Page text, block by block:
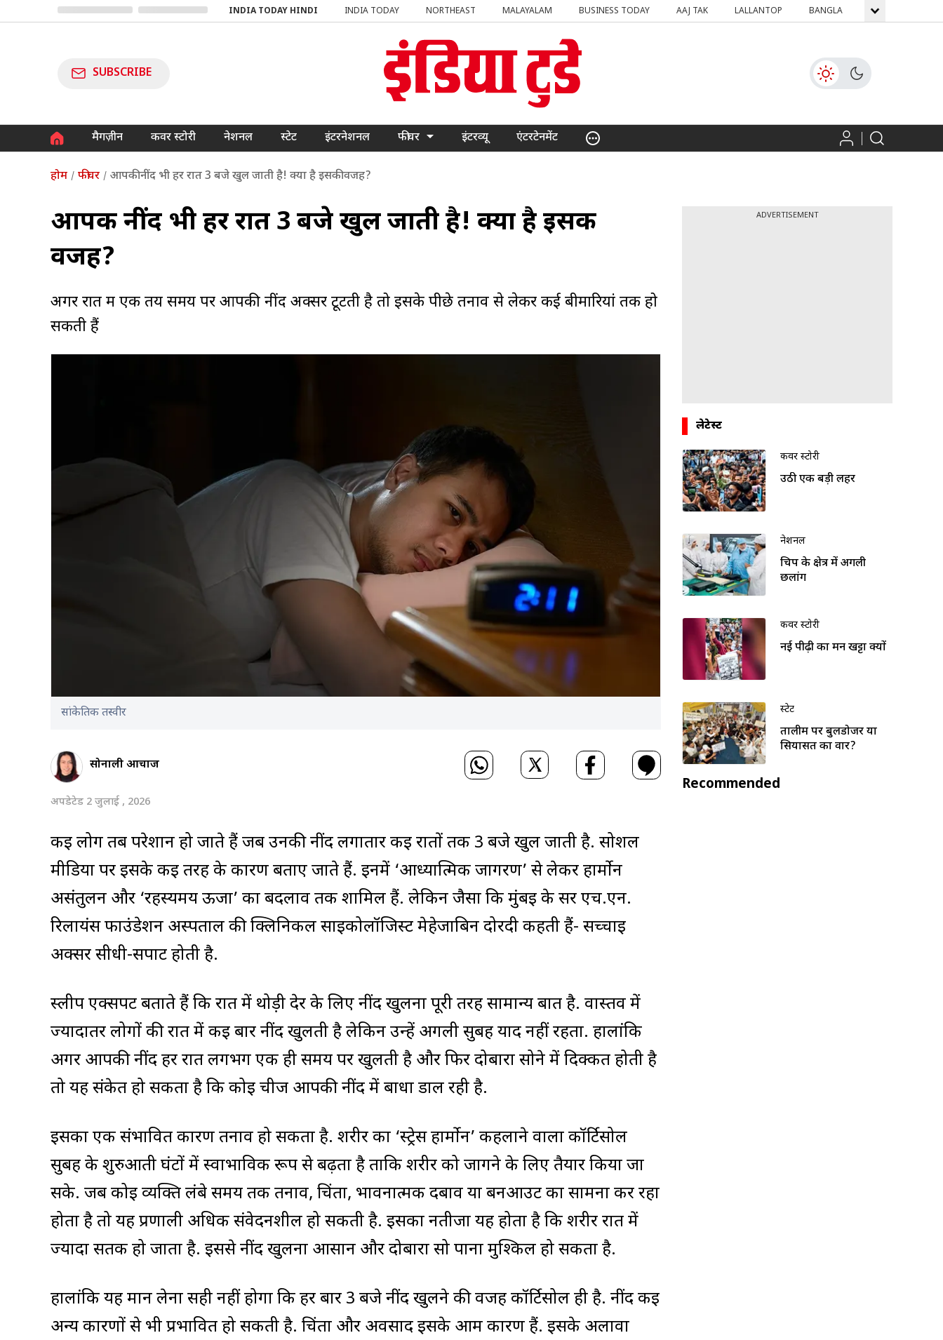
INDIA TODAY HINDI INDIA TODAY NORTHEAST MALAYALAM BUSINESS TODAY AAJ TAK LALLANTOP BANGLA GNTTV
SUBSCRIBE
मैगज़ीन कवर स्टोरी नेशनल स्टेट इंटरनेशनल फीचर इंटरव्यू एंटरटेनमेंट
होम फीचर आपकी नींद भी हर रात 3 बजे खुल जाती है! क्या है इसकी वजह?
आपकी नींद भी हर रात 3 बजे खुल जाती है! क्या है इसकी
वजह?
अगर रात में एक तय समय पर आपकी नींद अक्सर टूटती है तो इसके पीछे तनाव से लेकर कई बीमारियां तक हो
सकती हैं
सांकेतिक तस्वीर
सोनाली आचार्जी
अपडेटेड 2 जुलाई , 2026
कई लोग तब परेशान हो जाते हैं जब उनकी नींद लगातार कई रातों तक 3 बजे खुल जाती है. सोशल
मीडिया पर इसके कई तरह के कारण बताए जाते हैं. इनमें ‘आध्यात्मिक जागरण’ से लेकर हार्मोन
असंतुलन और ‘रहस्यमय ऊर्जा’ का बदलाव तक शामिल हैं. लेकिन जैसा कि मुंबई के सर एच.एन.
रिलायंस फाउंडेशन अस्पताल की क्लिनिकल साइकोलॉजिस्ट मेहेजाबिन दोरदी कहती हैं- सच्चाई
अक्सर सीधी-सपाट होती है.
स्लीप एक्सपर्ट बताते हैं कि रात में थोड़ी देर के लिए नींद खुलना पूरी तरह सामान्य बात है. वास्तव में
ज्यादातर लोगों की रात में कई बार नींद खुलती है लेकिन उन्हें अगली सुबह याद नहीं रहता. हालांकि
अगर आपकी नींद हर रात लगभग एक ही समय पर खुलती है और फिर दोबारा सोने में दिक्कत होती है
तो यह संकेत हो सकता है कि कोई चीज आपकी नींद में बाधा डाल रही है.
इसका एक संभावित कारण तनाव हो सकता है. शरीर का ‘स्ट्रेस हार्मोन’ कहलाने वाला कॉर्टिसोल
सुबह के शुरुआती घंटों में स्वाभाविक रूप से बढ़ता है ताकि शरीर को जागने के लिए तैयार किया जा
सके. जब कोई व्यक्ति लंबे समय तक तनाव, चिंता, भावनात्मक दबाव या बर्नआउट का सामना कर रहा
होता है तो यह प्रणाली अधिक संवेदनशील हो सकती है. इसका नतीजा यह होता है कि शरीर रात में
ज्यादा सतर्क हो जाता है. इससे नींद खुलना आसान और दोबारा सो पाना मुश्किल हो सकता है.
हालांकि यह मान लेना सही नहीं होगा कि हर बार 3 बजे नींद खुलने की वजह कॉर्टिसोल ही है. नींद कई
अन्य कारणों से भी प्रभावित हो सकती है. चिंता और अवसाद इसके आम कारण हैं. इसके अलावा
ADVERTISEMENT
लेटेस्ट
कवर स्टोरी
उठी एक बड़ी लहर
नेशनल
चिप के क्षेत्र में अगली
छलांग
कवर स्टोरी
नई पीढ़ी का मन खट्टा क्यों
स्टेट
तालीम पर बुलडोजर या
सियासत का वार?
Recommended